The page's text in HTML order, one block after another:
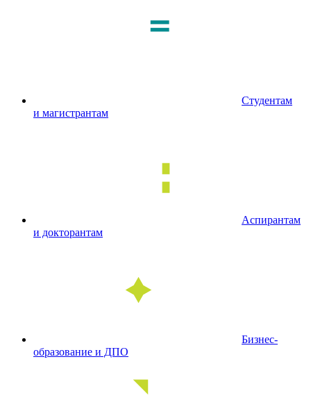
Студентам
и магистрантам
Аспирантам
и докторантам
Бизнес-
образование и ДПО